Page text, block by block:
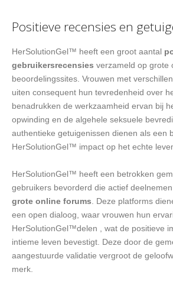
Positieve recensies en
HerSolutionGel™ heeft een groot aantal
gebruikersrecensies verzameld op grote
beoordelingssites. Vrouwen met
uiten consequent hun tevredenheid over
benadrukken de werkzaamheid ervan bij
opwinding en de algehele seksuele
authentieke getuigenissen dienen als een
HerSolutionGel™ impact op het echte
HerSolutionGel™ heeft een betrokken
gebruikers bevorderd die actief
grote online forums . Deze platforms
een open dialoog, waar vrouwen hun
HerSolutionGel™delen , wat de positieve
intieme leven bevestigt. Deze door de
aangestuurde validatie vergroot de
merk.